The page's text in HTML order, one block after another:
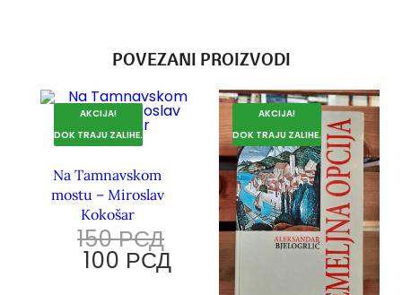
POVEZANI PROIZVODI
AKCIJA!
DOK TRAJU ZALIHE.
Na Tamnavskom
mostu – Miroslav
Kokošar
150РСД
100 РСД
AKCIJA!
DOK TRAJU ZALIHE.